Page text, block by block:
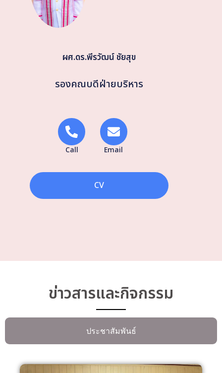
ผศ.ดร.พีรวัฒน์ ชัยสุข
รองคณบดีฝ่ายบริหาร
Call Email
CV
ข่าวสารและกิจกรรม
ประชาสัมพันธ์